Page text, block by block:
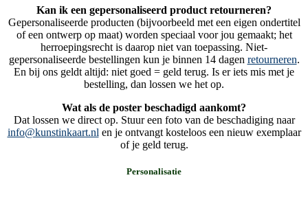
Kan ik een gepersonaliseerd product retourneren?
Gepersonaliseerde producten (bijvoorbeeld met een eigen ondertitel
of een ontwerp op maat) worden speciaal voor jou gemaakt; het
herroepingsrecht is daarop niet van toepassing. Niet-
gepersonaliseerde bestellingen kun je binnen 14 dagen retourneren.
En bij ons geldt altijd: niet goed = geld terug. Is er iets mis met je
bestelling, dan lossen we het op.
Wat als de poster beschadigd aankomt?
Dat lossen we direct op. Stuur een foto van de beschadiging naar
info@kunstinkaart.nl en je ontvangt kosteloos een nieuw exemplaar
of je geld terug.
Personalisatie